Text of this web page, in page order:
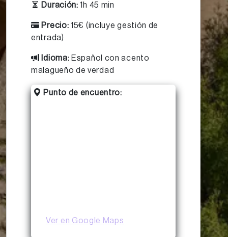
Duración: 1h 45 min
Precio: 15€ (incluye gestión de
entrada)
Idioma: Español con acento
malagueño de verdad
Punto de encuentro:
Ver en Google Maps